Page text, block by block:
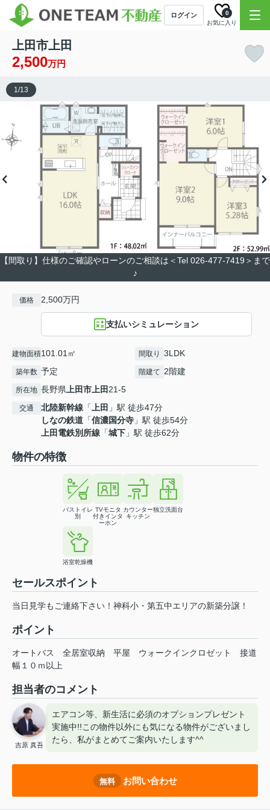
ログイン
お気に入り
0
上田市上田
2,500万円
【間取り】仕様のご確認やローンのご相談は＜Tel 026-477-7419＞まで
♪
1/13
価格 2,500万円
支払いシミュレーション
建物面積101.01㎡ 間取り 3LDK
築年数 予定 階建て 2階建
所在地 長野県上田市上田21-5
交通 北陸新幹線 「上田 」駅 徒歩47分
しなの鉄道 「信濃国分寺 」駅 徒歩54分
上田電鉄別所線 「城下 」駅 徒歩62分
物件の特徴
バストイレ
別
TVモニタ
付きインタ
ーホン
カウンター
キッチン
独立洗面台
浴室乾燥機
セールスポイント
当日見学もご連絡下さい！神科小・第五中エリアの新築分譲！
ポイント
オートバス 全居室収納 平屋 ウォークインクロゼット
接道
幅１０ｍ以上
担当者のコメント
吉原 真吾
エアコン等、新生活に必須のオプションプレゼント
実施中!!この物件以外にも気になる物件がございまし
たら、私がまとめてご案内いたします^^
無料 お問い合わせ